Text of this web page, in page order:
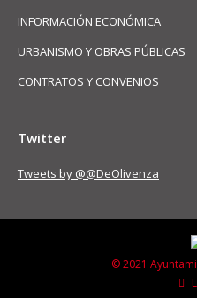
INFORMACIÓN ECONÓMICA
URBANISMO Y OBRAS PÚBLICAS
CONTRATOS Y CONVENIOS
Twitter
Tweets by @@DeOlivenza
© 2021